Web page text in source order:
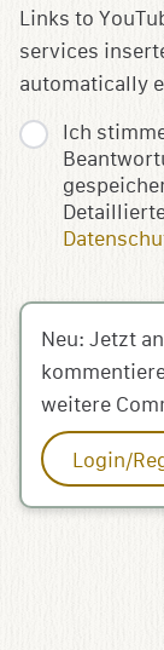
Ich
Links to
services
automatically
Neu: Jetzt
weitere
Login/